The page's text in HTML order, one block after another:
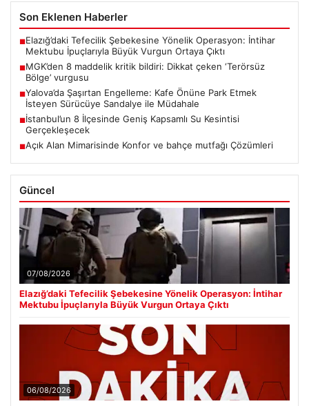
Son Eklenen Haberler
■Elazığ’daki Tefecilik Şebekesine Yönelik Operasyon: İntihar
Mektubu İpuçlarıyla Büyük Vurgun Ortaya Çıktı
■MGK’den 8 maddelik kritik bildiri: Dikkat çeken ‘Terörsüz
Bölge’ vurgusu
■Yalova’da Şaşırtan Engelleme: Kafe Önüne Park Etmek
İsteyen Sürücüye Sandalye ile Müdahale
■İstanbul’un 8 İlçesinde Geniş Kapsamlı Su Kesintisi
Gerçekleşecek
■Açık Alan Mimarisinde Konfor ve bahçe mutfağı Çözümleri
Güncel
07/08/2026
Elazığ’daki Tefecilik Şebekesine Yönelik Operasyon: İntihar
Mektubu İpuçlarıyla Büyük Vurgun Ortaya Çıktı
06/08/2026